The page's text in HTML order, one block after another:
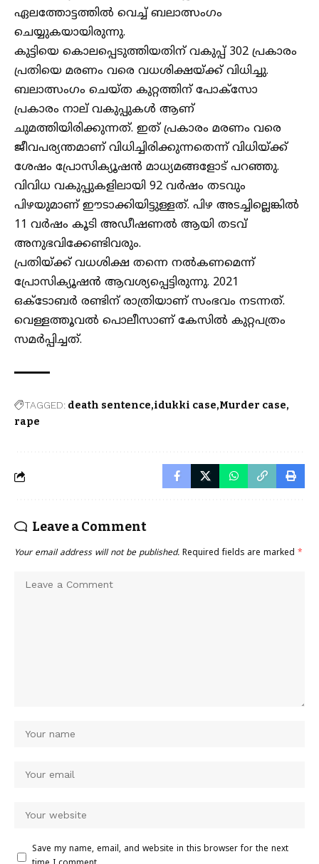
ഏലത്തോട്ടത്തില്‍ വെച്ച് ബലാത്സംഗം
ചെയ്യുകയായിരുന്നു.
കുട്ടിയെ കൊലപ്പെടുത്തിയതിന് വകുപ്പ് 302 പ്രകാരം
പ്രതിയെ മരണം വരെ വധശിക്ഷയ്ക്ക് വിധിച്ചു.
ബലാത്സംഗം ചെയ്ത കുറ്റത്തിന് പോക്‌സോ
പ്രകാരം നാല് വകുപ്പുകള്‍ ആണ്
ചുമത്തിയിരിക്കുന്നത്. ഇത് പ്രകാരം മരണം വരെ
ജീവപര്യന്തമാണ് വിധിച്ചിരിക്കുന്നതെന്ന് വിധിയ്ക്ക്
ശേഷം പ്രോസിക്യൂഷന്‍ മാധ്യമങ്ങളോട് പറഞ്ഞു.
വിവിധ വകുപ്പുകളിലായി 92 വര്‍ഷം തടവും
പിഴയുമാണ് ഈടാക്കിയിട്ടുള്ളത്. പിഴ അടച്ചില്ലെങ്കില്‍
11 വര്‍ഷം കൂടി അഡീഷണല്‍ ആയി തടവ്
അനുഭവിക്കേണ്ടിവരും.
പ്രതിയ്ക്ക് വധശിക്ഷ തന്നെ നല്‍കണമെന്ന്
പ്രോസിക്യൂഷന്‍ ആവശ്യപ്പെട്ടിരുന്നു. 2021
ഒക്ടോബര്‍ രണ്ടിന് രാത്രിയാണ് സംഭവം നടന്നത്.
വെള്ളത്തൂവല്‍ പൊലീസാണ് കേസില്‍ കുറ്റപത്രം
സമര്‍പ്പിച്ചത്.
TAGGED: death sentence idukki case Murder case
rape
Leave a Comment
Your email address will not be published. Required fields are marked *
Save my name, email, and website in this browser for the next